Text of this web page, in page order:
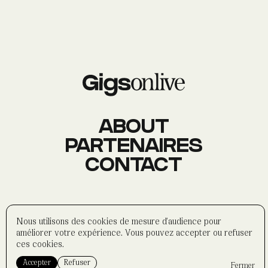
À PROPOS
CONTACT
Formulaire Partenaires
ABOUT
PARTENAIRES
CONTACT
Politique de confidentialité
Mentions légales
Nous utilisons des cookies de mesure d'audience pour
améliorer votre expérience. Vous pouvez accepter ou refuser
ces cookies.
Accepter Refuser Fermer